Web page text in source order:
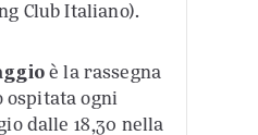
Club Italiano).
è la rassegna
ogni
dalle 18,30 nella